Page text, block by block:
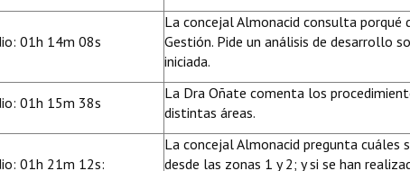
01h 14m 08s
La concejal Almonacid consulta
Gestión. Pide un análisis de desarrollo
iniciada.
01h 15m 38s
La Dra Oñate comenta los
distintas áreas.
01h 21m 12s:
La concejal Almonacid pregunta cuáles
desde las zonas 1 y 2; y si se han